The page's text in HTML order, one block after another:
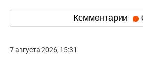
Комментарии
7 августа 2026, 15:31